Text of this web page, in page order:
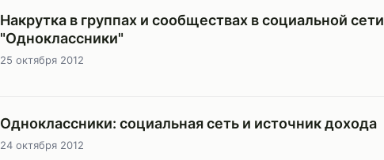
Накрутка в группах и сообществах в социальной сети
"Одноклассники"
25 октября 2012
Одноклассники: социальная сеть и источник дохода
24 октября 2012